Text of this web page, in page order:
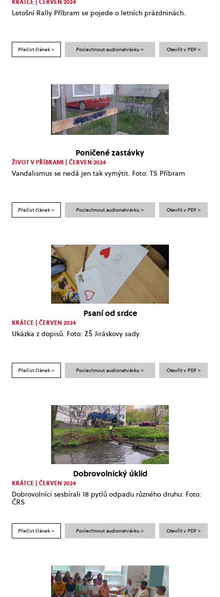
Letošní Rally Příbram se pojede o letních prázdninách.
Přečíst článek > Poslechnout audionahrávku > Otevřít v PDF >
Poničené zastávky
ŽIVOT V PŘÍBRAMI | ČERVEN 2024
Vandalismus se nedá jen tak vymýtit. Foto: TS Příbram
Přečíst článek > Poslechnout audionahrávku > Otevřít v PDF >
Psaní od srdce
KRÁTCE | ČERVEN 2024
Ukázka z dopisů. Foto: ZŠ Jiráskovy sady
Přečíst článek > Poslechnout audionahrávku > Otevřít v PDF >
Dobrovolnický úklid
KRÁTCE | ČERVEN 2024
Dobrovolníci sesbírali 18 pytlů odpadu různého druhu: Foto:
ČRS
Přečíst článek > Poslechnout audionahrávku > Otevřít v PDF >